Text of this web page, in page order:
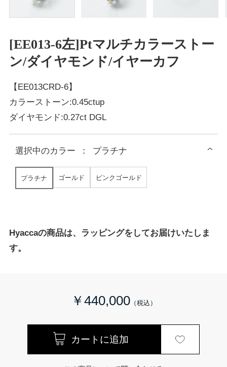
[EE013-6左]Ptマルチカラーストー
ン/ダイヤモンド/イヤーカフ
【EE013CRD-6】
カラーストーン:0.45ctup
ダイヤモンド:0.27ct DGL
選択中のカラー ： プラチナ
プラチナ ゴールド ピンクゴールド
Hyaccaの商品は、ラッピングをしてお届けいたしま
す。
￥440,000